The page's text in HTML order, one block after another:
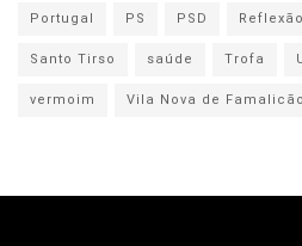
Portugal
PS PSD Reflexão
Santo Tirso
saúde Trofa
vermoim
Vila Nova de Famalicão